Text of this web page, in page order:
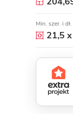
Min. szer. i dł.
21,5